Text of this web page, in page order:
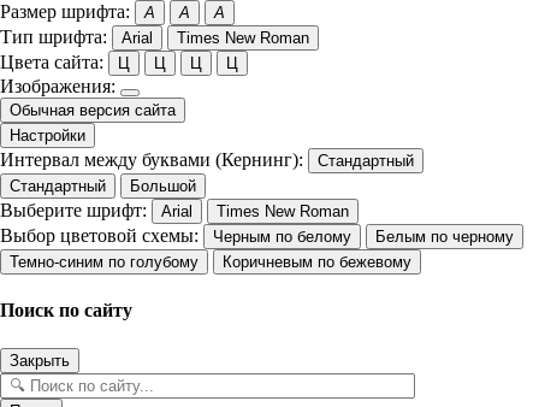
Размер шрифта: A A A
Тип шрифта: Arial Times New Roman
Цвета сайта: Ц Ц Ц Ц
Изображения:
Обычная версия сайта
Настройки
Интервал между буквами (Кернинг):
Стандартный
Стандартный
Большой
Выберите шрифт: Arial Times New Roman
Выбор цветовой схемы: Черным по белому
Белым по черному
Темно-синим по голубому
Коричневым по бежевому
Поиск по сайту
Закрыть